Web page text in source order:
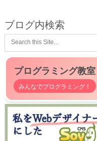
ブログ内検索
プログラミング教室
みんなでプログラミング！